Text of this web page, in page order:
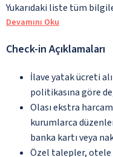
Yukarıdaki liste tüm
Devamını Oku
Check-in Açıklamaları
İlave yatak ücreti
politikasına göre
Olası ekstra
kurumlarca
banka kartı veya
Özel talepler, otele